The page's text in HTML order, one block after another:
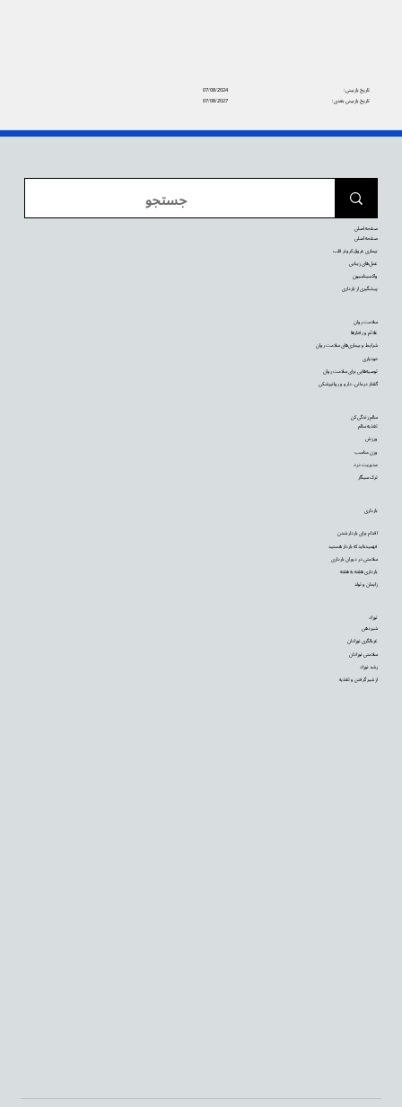
07/08/2024
تاریخ بازبینی:
07/08/2027
تاریخ بازبینی بعدی:
نوزاد
شیردهی
غربالگری نوزادان
سلامتی نوزادان
رشد نوزاد
از شیر گرفتن و تغذیه
بارداری
اقدام برای باردار شدن
فهمیده‌اید که باردار هستید
سلامتی در دوران بارداری
بارداری هفته به هفته
زایمان و تولد
سالم زندگی کن
تغذیه سالم
ورزش
وزن مناسب
مدیریت درد
ترک سیگار
سلامت روان
علائم و رفتارها
شرایط و بیماری‌های سلامت روان
خودیاری
توصیه‌‌هایی برای سلامت روان
گفتار درمانی، دارو و روانپزشکی
صفحه اصلی
صفحه اصلی
بیماری عروق کرونر قلب
عمل‌های زیبایی
واکسیناسیون
پیشگیری از بارداری